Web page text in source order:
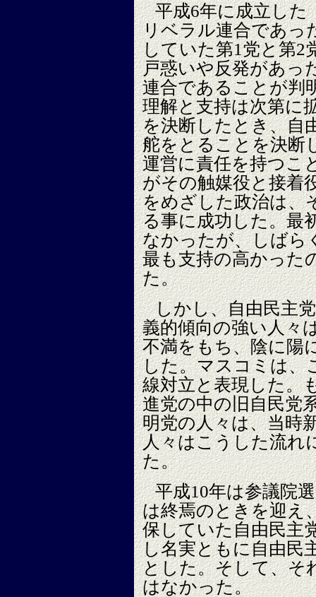
平成6年に成立した
リベラル連合であっ
していた第1党と第2
戸惑いや反発があっ
連合であることが判
理解と支持は次第に
を決断したとき、自
舵をとることを決断
運営に責任を持つこ
がその触媒役と接着
をめざした政治は、
る事に成功した。最
なかったが、しばら
最も支持の高かった
た。
しかし、自由民主
義的傾向の強い人々
不満をもち、陰に陽
した。マスコミは、
線対立と表現した。
進党の中の旧自民党
明党の人々は、当時
人々はこうした流れ
た。
平成10年は参議院
は終焉のときを迎え
保していた自由民主
し名実ともに自由民
とした。そして、そ
はなかった。